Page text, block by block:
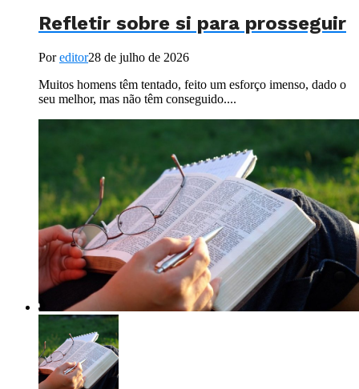
Refletir sobre si para prosseguir
Poreditor28 de julho de 2026
Muitos homens têm tentado, feito um esforço imenso, dado o
seu melhor, mas não têm conseguido....